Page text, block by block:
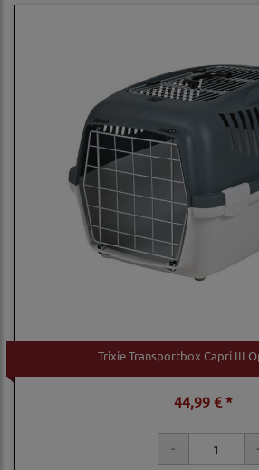
Trixie Transportbox Capri III
44,99 € *